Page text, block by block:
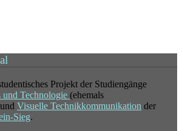
Projekt der Studiengänge
Technologie (ehemals
Visuelle Technikkommunikation der
Sieg.